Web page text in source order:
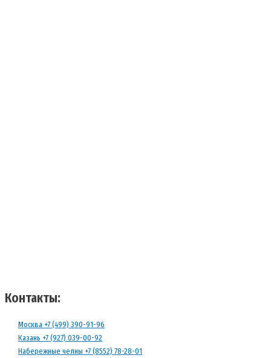
Контакты:
Москва +7 (499) 390-91-96
Казань +7 (927) 039-00-92
Набережные челны +7 (8552) 78-28-01